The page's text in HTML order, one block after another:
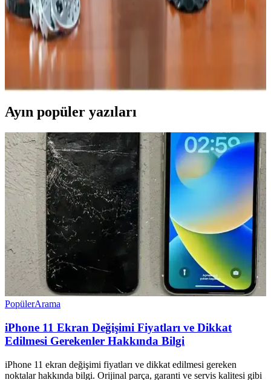
Ev İçin En İyi Mutfak Robotu Seçimi: Özellikler,
Modeller ve Tavsiyeler
Evde mutfak robotu seçerken motor gücü, kapasite, fonksiyonlar ve
dayanıklılık gibi kriterler önemlidir. Kenwood, Bosch ve Philips
modelleriyle mutfakta pratik ve uzun ömürlü çözümler sunulur.
Ayın popüler yazıları
PopülerArama
iPhone 11 Ekran Değişimi Fiyatları ve Dikkat
Edilmesi Gerekenler Hakkında Bilgi
iPhone 11 ekran değişimi fiyatları ve dikkat edilmesi gereken
noktalar hakkında bilgi. Orijinal parça, garanti ve servis kalitesi gibi